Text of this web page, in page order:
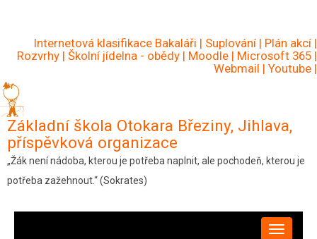
hlavnímuInternetová klasifikace Bakaláři | Suplování | Plán akcí |
Rozvrhy | Školní jídelna - obědy | Moodle | Microsoft 365 |
Webmail | Youtube |
Základní škola Otokara Březiny, Jihlava,
příspěvková organizace
„Žák není nádoba, kterou je potřeba naplnit, ale pochodeň, kterou je
potřeba zažehnout.“ (Sokrates)